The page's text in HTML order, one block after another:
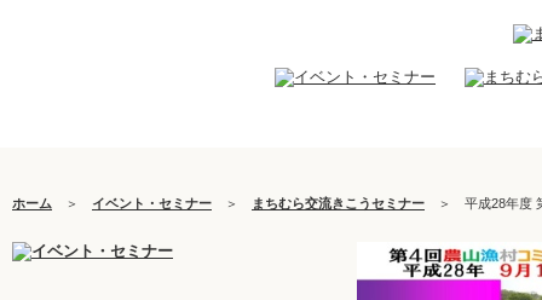
ホーム ＞ イベント・セミナー ＞ まちむら交流きこうセミナー ＞ 平成28年度